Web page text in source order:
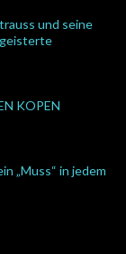
und seine
KOPEN
„Muss“ in jedem